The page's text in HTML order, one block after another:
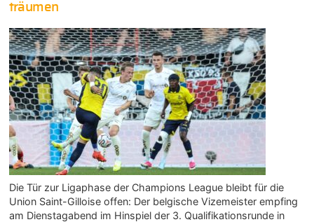
träumen
Die Tür zur Ligaphase der Champions League bleibt für die
Union Saint-Gilloise offen: Der belgische Vizemeister empfing
am Dienstagabend im Hinspiel der 3. Qualifikationsrunde in